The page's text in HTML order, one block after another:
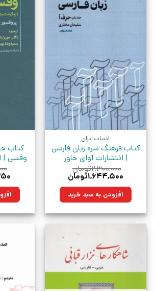
ادبیات ایران
کتاب فرهنگ سره زبان فارسی
| انتشارات آوای خاور
۲,۳۰۰,۰۰۰تومان
قیمت
۲,۳۰۰,۰۰۰تومان
بود.
۱,۶۴۴,۵۰۰تومان
۱,۶۴۴,۵۰۰تومان. افزودن به سبد خرید
کتاب
وفسی |